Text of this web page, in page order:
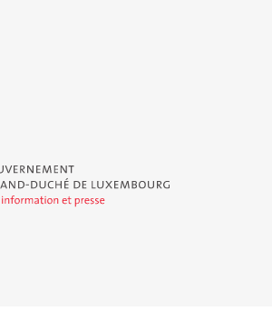
Grand-Duché de Luxembourg - Service